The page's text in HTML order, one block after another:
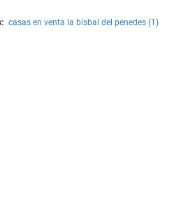
casas en venta la bisbal del penedes (1)